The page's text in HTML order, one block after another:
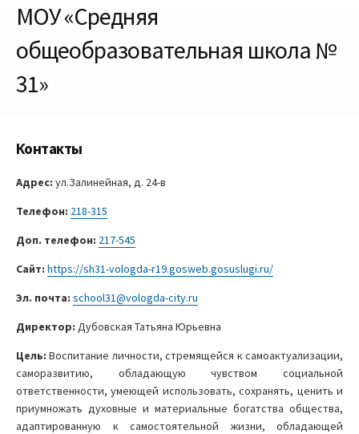
МОУ «Средняя
общеобразовательная школа №
31»
Контакты
Адрес: ул.Залинейная, д. 24-в
Телефон: 218-315
Доп. телефон: 217-545
Сайт: https://sh31-vologda-r19.gosweb.gosuslugi.ru/
Эл. почта: school31@vologda-city.ru
Директор: Дубовская Татьяна Юрьевна
Цель:Воспитание личности, стремящейся к самоактуализации,
саморазвитию, обладающую чувством социальной
ответственности, умеющей использовать, сохранять, ценить и
приумножать духовные и материальные богатства общества,
адаптированную к самостоятельной жизни, обладающей